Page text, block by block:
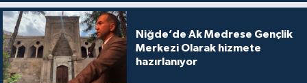
Niğde’de Ak Medrese Gençlik
Merkezi Olarak hizmete
hazırlanıyor